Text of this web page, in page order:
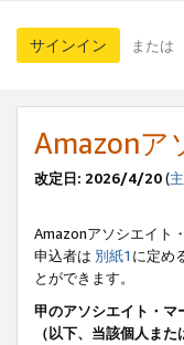
サインイン または
Amazonア
改定日: 2026/4/20(
Amazonアソシエイト
申込者は 別紙1 に定め
とができます。
甲のアソシエイト・マ
（以下、当該個人ま